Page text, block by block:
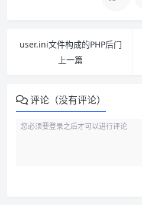
user.ini文件构成的PHP后门
上一篇
评论（没有评论）